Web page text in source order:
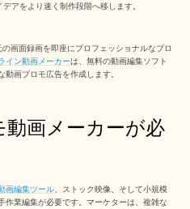
アをより速く制作段階へ移します。
画面録画を即座にプロフェッショナルなプロ
イン動画メーカーは、無料の動画編集ソフト
画プロモ広告を作成します。​
画メーカーが必
画編集ツール、ストック映像、そして小規模
業編集が必要です。マーケターは、複雑な
約する